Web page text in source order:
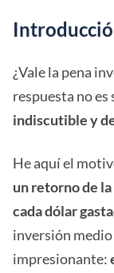
¿Vale la pena
respuesta no es
indiscutible y
He aquí el
un retorno de
cada dólar
inversión medio
impresionante: